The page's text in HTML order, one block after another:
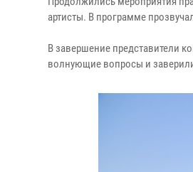
артисты. В программе
В завершение представители
волнующие вопросы и